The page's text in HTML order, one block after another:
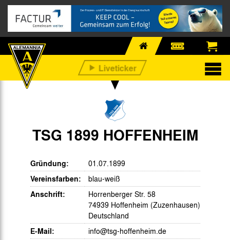
TSG 1899 HOFFENHEIM
Gründung: 01.07.1899
Vereinsfarben: blau-weiß
Anschrift:
Horrenberger Str. 58
74939 Hoffenheim (Zuzenhausen)
Deutschland
E-Mail: info@tsg-hoffenheim.de